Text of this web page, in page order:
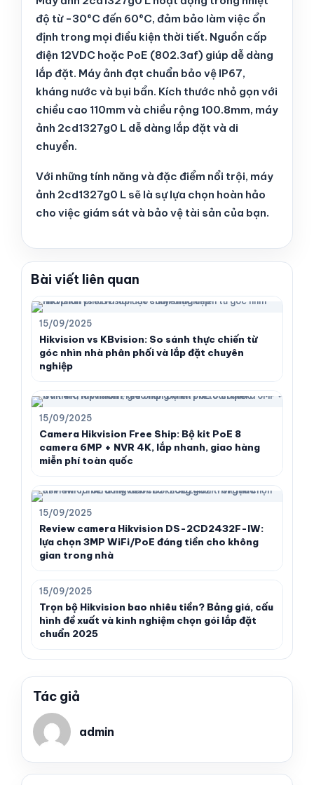
độ từ -30°C đến 60°C, đảm bảo làm việc ổn
định trong mọi điều kiện thời tiết. Nguồn cấp
điện 12VDC hoặc PoE (802.3af) giúp dễ dàng
lắp đặt. Máy ảnh đạt chuẩn bảo vệ IP67,
kháng nước và bụi bẩn. Kích thước nhỏ gọn với
chiều cao 110mm và chiều rộng 100.8mm, máy
ảnh 2cd1327g0 L dễ dàng lắp đặt và di
chuyển.
Với những tính năng và đặc điểm nổi trội, máy
ảnh 2cd1327g0 L sẽ là sự lựa chọn hoàn hảo
cho việc giám sát và bảo vệ tài sản của bạn.
Bài viết liên quan
15/09/2025
Hikvision vs KBvision: So sánh thực chiến từ
góc nhìn nhà phân phối và lắp đặt chuyên
nghiệp
15/09/2025
Camera Hikvision Free Ship: Bộ kit PoE 8
camera 6MP + NVR 4K, lắp nhanh, giao hàng
miễn phí toàn quốc
15/09/2025
Review camera Hikvision DS-2CD2432F-IW:
lựa chọn 3MP WiFi/PoE đáng tiền cho không
gian trong nhà
15/09/2025
Trọn bộ Hikvision bao nhiêu tiền? Bảng giá, cấu
hình đề xuất và kinh nghiệm chọn gói lắp đặt
chuẩn 2025
Tác giả
admin